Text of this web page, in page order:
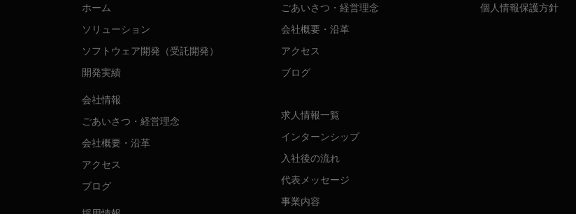
ホーム
ソリューション
ソフトウェア開発（受託開発）
開発実績
会社情報
ごあいさつ・経営理念
会社概要・沿革
アクセス
ブログ
ごあいさつ・経営理念
会社概要・沿革
アクセス
ブログ
求人情報一覧
インターンシップ
入社後の流れ
代表メッセージ
事業内容
個人情報保護方針